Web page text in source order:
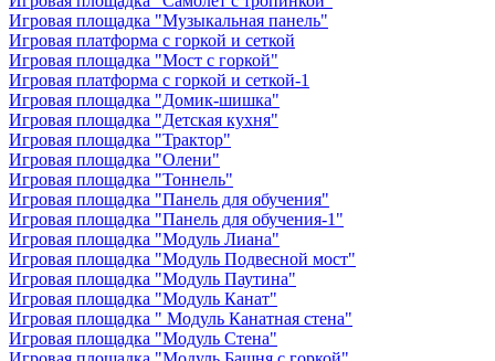
Игровая площадка "Музыкальная панель"
Игровая платформа с горкой и сеткой
Игровая площадка "Мост с горкой"
Игровая платформа с горкой и сеткой-1
Игровая площадка "Домик-шишка"
Игровая площадка "Детская кухня"
Игровая площадка "Трактор"
Игровая площадка "Олени"
Игровая площадка "Тоннель"
Игровая площадка "Панель для обучения"
Игровая площадка "Панель для обучения-1"
Игровая площадка "Модуль Лиана"
Игровая площадка "Модуль Подвесной мост"
Игровая площадка "Модуль Паутина"
Игровая площадка "Модуль Канат"
Игровая площадка " Модуль Канатная стена"
Игровая площадка "Модуль Стена"